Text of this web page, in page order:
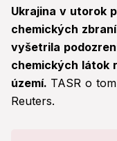
Ukrajina v utorok
chemických
vyšetrila
chemických látok
území. TASR o
Reuters.